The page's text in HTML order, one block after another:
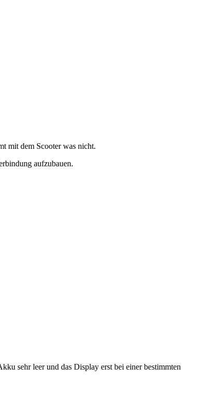
mit dem Scooter was nicht.
aufzubauen.
sehr leer und das Display erst bei einer bestimmten